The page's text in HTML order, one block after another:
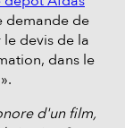
demande de
devis de la
dans le
d'un film,